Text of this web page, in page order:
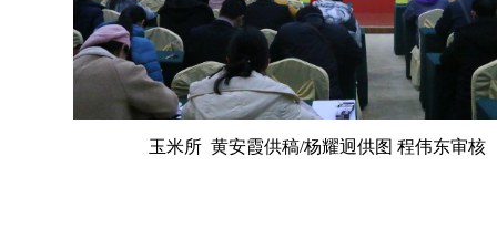
玉米所 黄安霞供稿/杨耀迥供图 程伟东审核